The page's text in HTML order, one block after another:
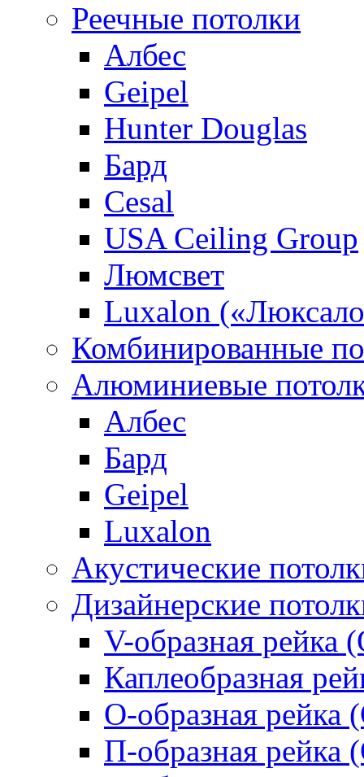
Реечные потолки
Албес
Geipel
Hunter Douglas
Бард
Cesal
USA Ceiling Group
Люмсвет
Luxalon
Комбинированные
Алюминиевые
Албес
Бард
Geipel
Luxalon
Акустические
Дизайнерские
V-образная рейка
Каплеобразная
О-образная рейка
П-образная рейка